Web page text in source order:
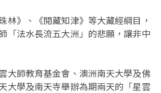
》、《閱藏知津》等大藏經綱目，
「法水長流五大洲」的悲願，讓非中
大師教育基金會、澳洲南天大學及佛
大學及南天寺舉辦為期兩天的「星雲